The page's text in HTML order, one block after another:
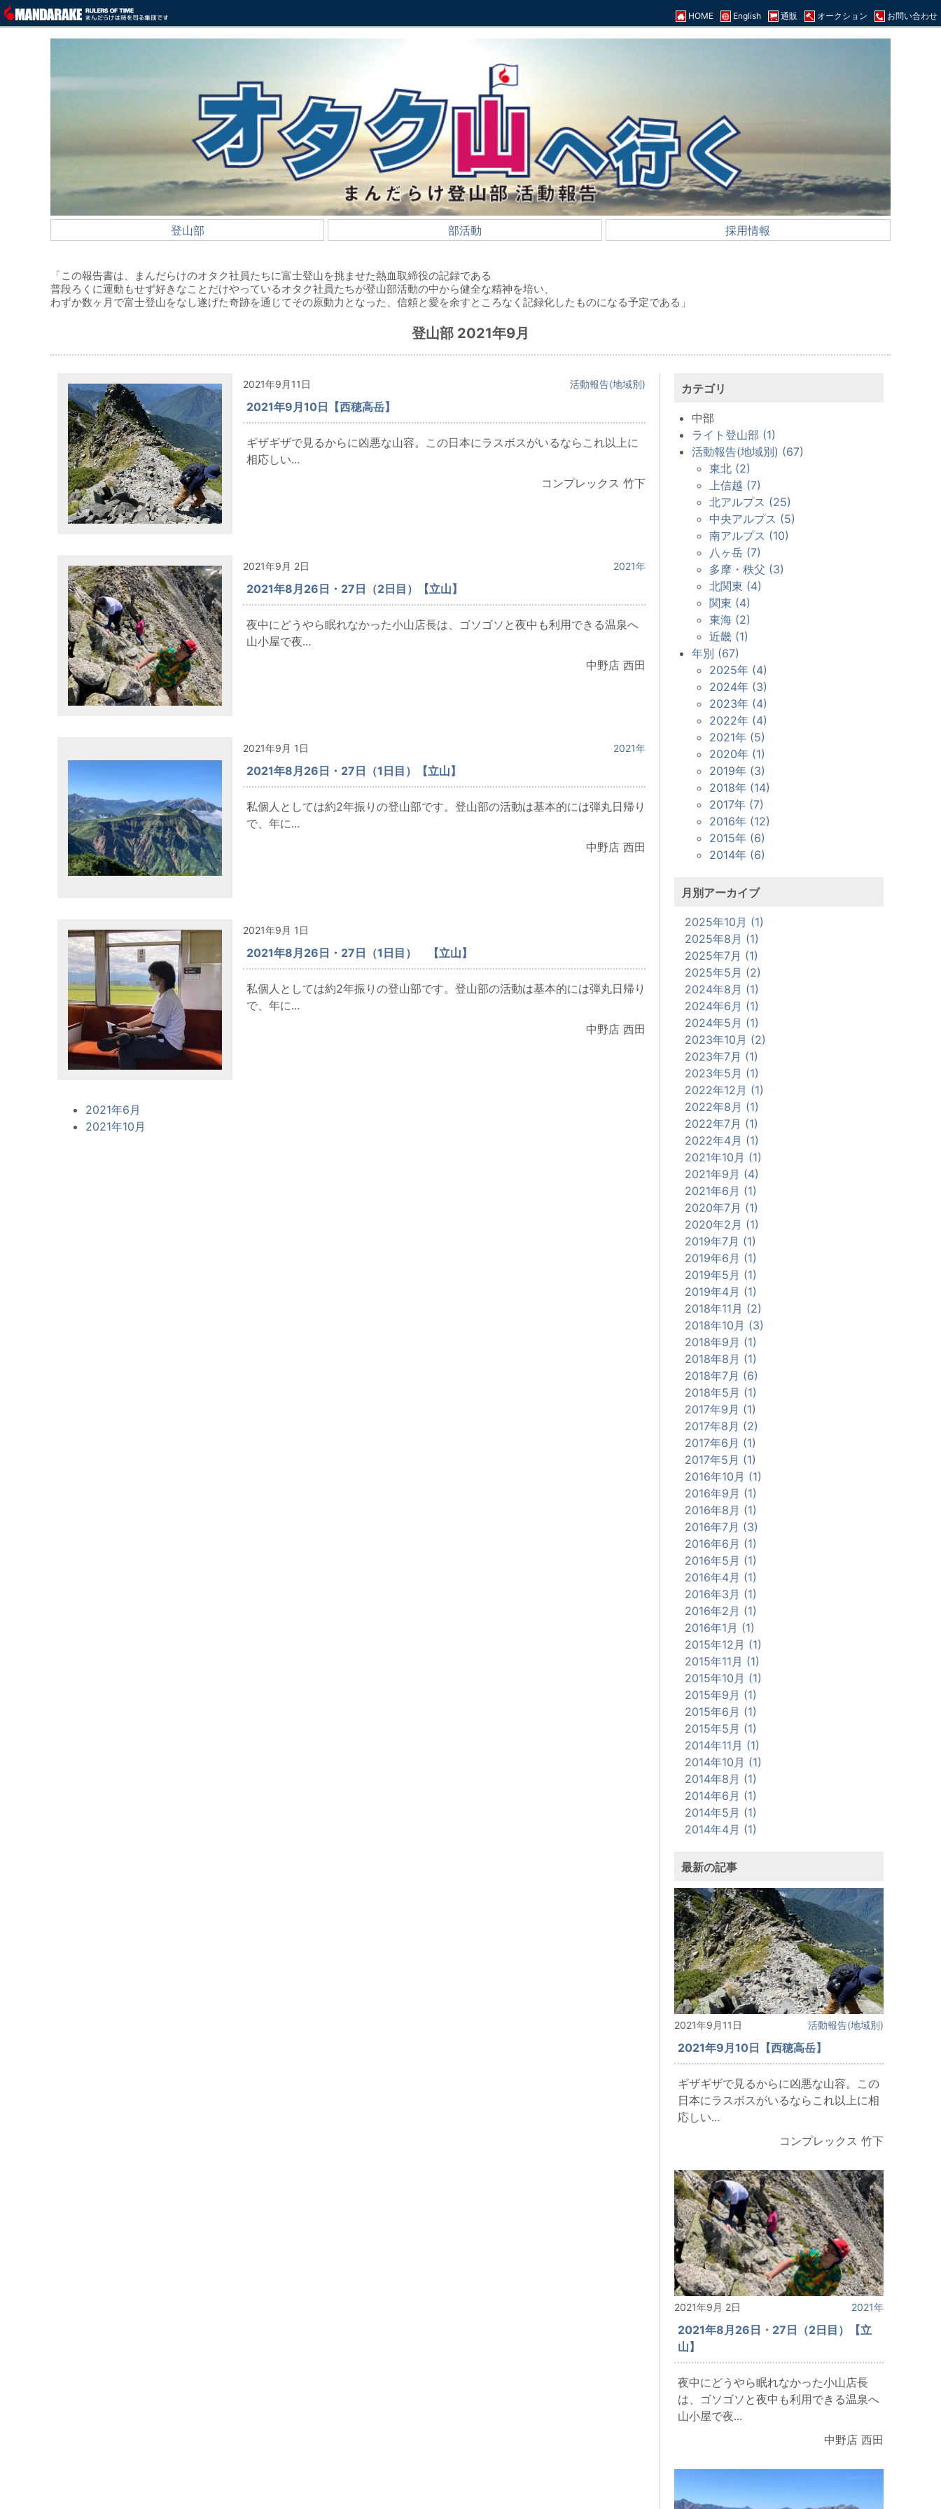
HOME English 通販 オークション お問い合わせ
登山部 部活動 採用情報
「この報告書は、まんだらけのオタク社員たちに富士登山を挑ませた熱血取締役の記録である
普段ろくに運動もせず好きなことだけやっているオタク社員たちが登山部活動の中から健全な精神を培い、
わずか数ヶ月で富士登山をなし遂げた奇跡を通じてその原動力となった、信頼と愛を余すところなく記録化したものになる予定である」
登山部 2021年9月
2021年9月11日 活動報告(地域別)
2021年9月10日【西穂高岳】
ギザギザで見るからに凶悪な山容。この日本にラスボスがいるならこれ以上に
相応しい...
コンプレックス 竹下
2021年9月 2日 2021年
2021年8月26日・27日（2日目）【立山】
夜中にどうやら眠れなかった小山店長は、ゴソゴソと夜中も利用できる温泉へ
山小屋で夜...
中野店 西田
2021年9月 1日 2021年
2021年8月26日・27日（1日目）【立山】
私個人としては約2年振りの登山部です。登山部の活動は基本的には弾丸日帰り
で、年に...
中野店 西田
2021年9月 1日
2021年8月26日・27日（1日目） 【立山】
私個人としては約2年振りの登山部です。登山部の活動は基本的には弾丸日帰り
で、年に...
中野店 西田
2021年6月
2021年10月
カテゴリ
中部
ライト登山部 (1)
活動報告(地域別) (67)
東北 (2)
上信越 (7)
北アルプス (25)
中央アルプス (5)
南アルプス (10)
八ヶ岳 (7)
多摩・秩父 (3)
北関東 (4)
関東 (4)
東海 (2)
近畿 (1)
年別 (67)
2025年 (4)
2024年 (3)
2023年 (4)
2022年 (4)
2021年 (5)
2020年 (1)
2019年 (3)
2018年 (14)
2017年 (7)
2016年 (12)
2015年 (6)
2014年 (6)
月別アーカイブ
2025年10月 (1)
2025年8月 (1)
2025年7月 (1)
2025年5月 (2)
2024年8月 (1)
2024年6月 (1)
2024年5月 (1)
2023年10月 (2)
2023年7月 (1)
2023年5月 (1)
2022年12月 (1)
2022年8月 (1)
2022年7月 (1)
2022年4月 (1)
2021年10月 (1)
2021年9月 (4)
2021年6月 (1)
2020年7月 (1)
2020年2月 (1)
2019年7月 (1)
2019年6月 (1)
2019年5月 (1)
2019年4月 (1)
2018年11月 (2)
2018年10月 (3)
2018年9月 (1)
2018年8月 (1)
2018年7月 (6)
2018年5月 (1)
2017年9月 (1)
2017年8月 (2)
2017年6月 (1)
2017年5月 (1)
2016年10月 (1)
2016年9月 (1)
2016年8月 (1)
2016年7月 (3)
2016年6月 (1)
2016年5月 (1)
2016年4月 (1)
2016年3月 (1)
2016年2月 (1)
2016年1月 (1)
2015年12月 (1)
2015年11月 (1)
2015年10月 (1)
2015年9月 (1)
2015年6月 (1)
2015年5月 (1)
2014年11月 (1)
2014年10月 (1)
2014年8月 (1)
2014年6月 (1)
2014年5月 (1)
2014年4月 (1)
最新の記事
2021年9月11日 活動報告(地域別)
2021年9月10日【西穂高岳】
ギザギザで見るからに凶悪な山容。この
日本にラスボスがいるならこれ以上に相
応しい...
コンプレックス 竹下
2021年9月 2日 2021年
2021年8月26日・27日（2日目）【立
山】
夜中にどうやら眠れなかった小山店長
は、ゴソゴソと夜中も利用できる温泉へ
山小屋で夜...
中野店 西田